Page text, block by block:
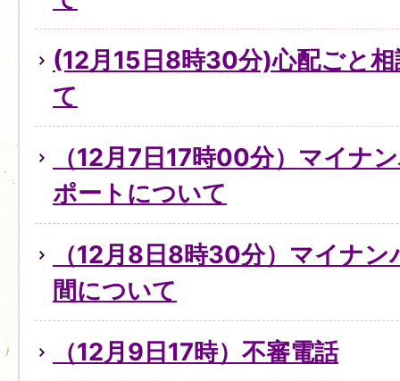
(12月15日8時30分)心配ごと
て
（12月7日17時00分）マイナ
ポートについて
（12月8日8時30分）マイナ
間について
（12月9日17時）不審電話